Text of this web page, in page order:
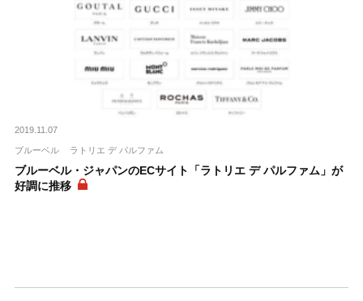
2019.11.07
ブルーベル ラトリエ デ パルファム
ブルーベル・ジャパンのECサイト「ラトリエ デ パルファム」が
好調に推移